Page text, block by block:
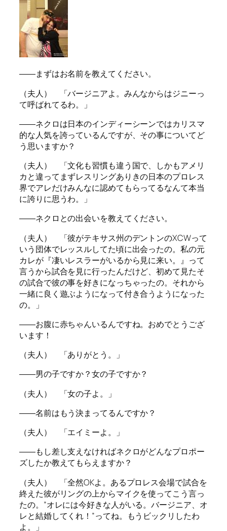
――まずはお名前を教えてください。
（夫人） 「バージニアよ。みんなからはジニーっ
て呼ばれてるわ。」
――ネクロは日本のインディーシーンではカリスマ
的な人気を誇っているんですが、その事についてど
う思いますか？
（夫人） 「文化も習慣も違う国で、しかもアメリ
カと違ってまずレスリングありきの日本のプロレス
界でアレだけみんなに認めてもらってるなんて本当
に誇りに思うわ。」
――ネクロとの出会いを教えてください。
（夫人） 「彼がテキサス州のデントンのXCWって
いう団体でレッスルしてた頃に出会ったの。私の元
カレが『凄いレスラーがいるから見に来い。』って
言うから試合を見に行ったんだけど、初めて見たそ
の試合で彼の事を好きになっちゃったの。それから
一緒に良く遊ぶようになって付き合うようになった
の。」
――お腹に赤ちゃんいるんですね。おめでとうござ
います！
（夫人） 「ありがとう。」
――男の子ですか？女の子ですか？
（夫人） 「女の子よ。」
――名前はもう決まってるんですか？
（夫人） 「エイミーよ。」
――もし差し支えなければネクロがどんなプロポー
ズしたか教えてもらえますか？
（夫人） 「全然OKよ。あるプロレス会場で試合を
終えた彼がリングの上からマイクを使ってこう言っ
たの。”オレには今好きな人がいる。バージニア、オ
レと結婚してくれ！”ってね。もうビックリしたわ
よ。」